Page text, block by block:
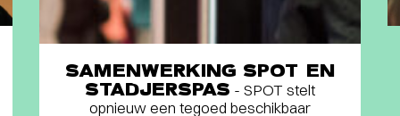
SAMENWERKING SPOT EN
STADJERSPAS - SPOT stelt
opnieuw een tegoed beschikbaar